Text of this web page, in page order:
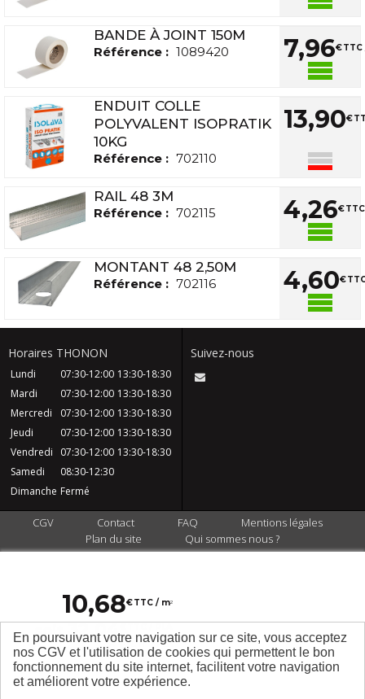
En poursuivant votre navigation sur ce site, vous acceptez
nos CGV et l'utilisation de cookies qui permettent le bon
fonctionnement du site internet, facilitent votre navigation
et améliorent votre expérience.
10,68€TTC / m2
soit32,04
Dont écotaxe :0,19€ HT / PLA
BANDE À JOINT 150M
Référence : 1089420 7,96€TTC
ENDUIT COLLE
POLYVALENT ISOPRATIK
10KG
Référence : 702110
13,90€
RAIL 48 3M
Référence : 702115 4,26€
MONTANT 48 2,50M
Référence : 702116 4,60€
Horaires THONON
Lundi 07:30-12:00 13:30-18:30
Mardi
07:30-12:00 13:30-18:30
Mercredi
07:30-12:00 13:30-18:30
Jeudi
07:30-12:00 13:30-18:30
Vendredi
07:30-12:00 13:30-18:30
Samedi
08:30-12:30
Dimanche Fermé
Suivez-nous
CGV Contact FAQ
Mentions légales
Plan du site
Qui sommes nous ?